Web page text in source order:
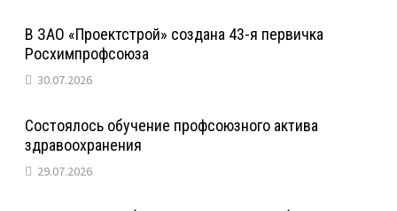
В ЗАО «Проектстрой» создана 43-я первичка
Росхимпрофсоюза
30.07.2026
Состоялось обучение профсоюзного актива
здравоохранения
29.07.2026